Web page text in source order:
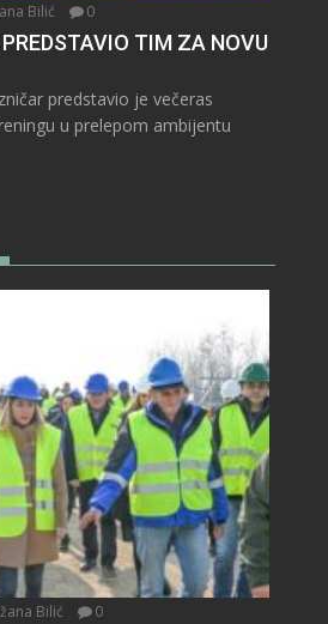
Bilić 0
TIM ZA NOVU
predstavio je večeras
u prelepom ambijentu
Bilić 0